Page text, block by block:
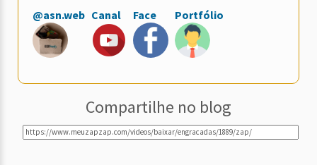
@asn.web Canal Face Portfólio
Compartilhe no blog